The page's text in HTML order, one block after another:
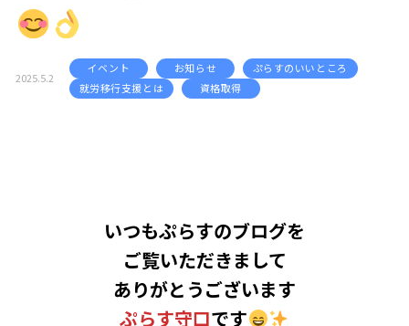
2025.5.2
イベント お知らせ
ぷらすのいいところ
就労移行支援とは
資格取得
いつもぷらすのブログを
ご覧いただきまして
ありがとうございます
ぷらす守口です